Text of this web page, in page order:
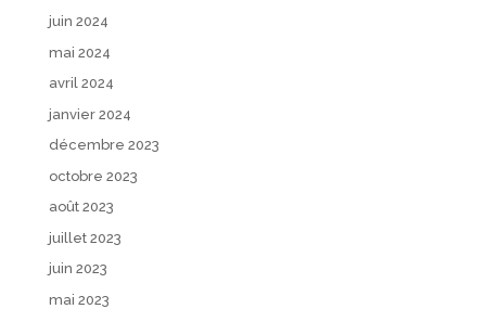
juin 2024
mai 2024
avril 2024
janvier 2024
décembre 2023
octobre 2023
août 2023
juillet 2023
juin 2023
mai 2023